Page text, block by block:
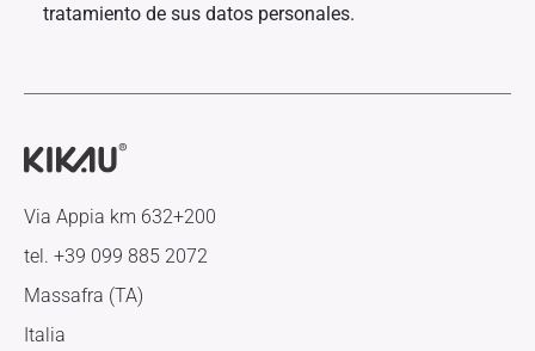
tratamiento de sus datos personales.
Via Appia km 632+200
tel. +39 099 885 2072
Massafra (TA)
Italia